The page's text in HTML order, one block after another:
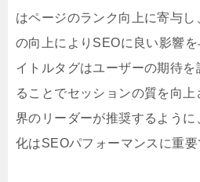
はページのランク向上に寄与し
の向上によりSEOに良い影響
イトルタグはユーザーの期待
ることでセッションの質を向
界のリーダーが推奨するよう
化はSEOパフォーマンスに重要